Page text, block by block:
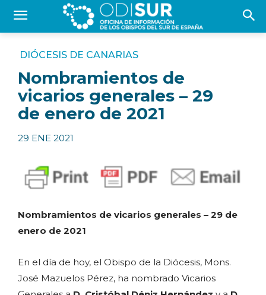
DIÓCESIS DE CANARIAS
Nombramientos de
vicarios generales – 29
de enero de 2021
29 ENE 2021
Nombramientos de vicarios generales – 29 de
enero de 2021
En el día de hoy, el Obispo de la Diócesis, Mons.
José Mazuelos Pérez, ha nombrado Vicarios